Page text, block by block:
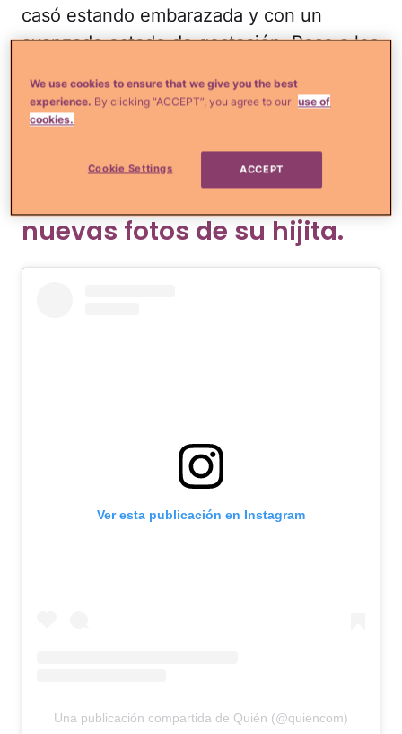
casó estando embarazada y con un
avanzado estado de gestación. Pese a los
dieron a conocer la feliz noticia en el
marco del Día de Reyes y el resto ya es
La ex RBD compartió
nuevas fotos de su hijita.
Ver esta publicación en Instagram
Una publicación compartida de Quién (@quiencom)
We use cookies to ensure that we give you the best
experience. By clicking “ACCEPT”, you agree to our use of
cookies.
Cookie Settings ACCEPT